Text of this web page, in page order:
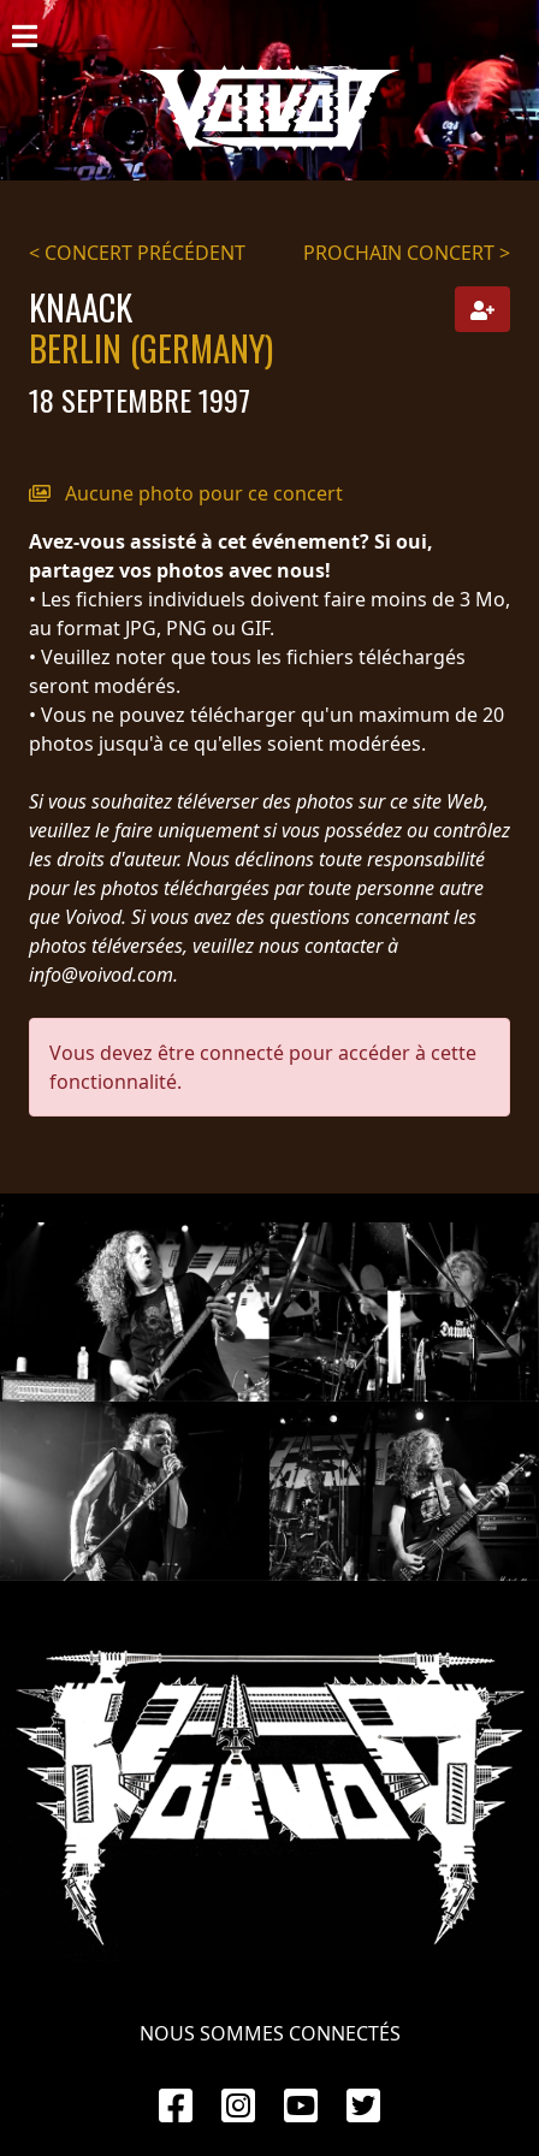
ACCUEIL
NOUVELLES
CONCERTS
DISCOGRAPHIE
GALERIE
BIO
PANIER
DIFFUSION
PRESSE
PIGGY
CONTACT
CONNEXION
NOUS
SOMMES
CONNECTÉS
CONDITIONS
D'UTILISATION
POLITIQUE
CONFIDENTIALITÉ
RETOURS
CHOISIR
THÈME
SYMPHONIQUE
MORGOTH
TALES
SYNCHRO
ANARCHY
LOST
MACHINE
NOTHINGFACE
DIMENSION
HATROSS
TECHNOLOGY
< CONCERT PRÉCÉDENT PROCHAIN CONCERT >
KNAACK
BERLIN (GERMANY)
18 SEPTEMBRE 1997
Aucune photo pour ce concert
Avez-vous assisté à cet événement? Si oui,
partagez vos photos avec nous!
• Les fichiers individuels doivent faire moins de 3 Mo,
au format JPG, PNG ou GIF.
• Veuillez noter que tous les fichiers téléchargés
seront modérés.
• Vous ne pouvez télécharger qu'un maximum de 20
photos jusqu'à ce qu'elles soient modérées.
Si vous souhaitez téléverser des photos sur ce site Web,
veuillez le faire uniquement si vous possédez ou contrôlez
les droits d'auteur. Nous déclinons toute responsabilité
pour les photos téléchargées par toute personne autre
que Voivod. Si vous avez des questions concernant les
photos téléversées, veuillez nous contacter à
info@voivod.com.
Vous devez être connecté pour accéder à cette
fonctionnalité.
;
NOUS SOMMES CONNECTÉS